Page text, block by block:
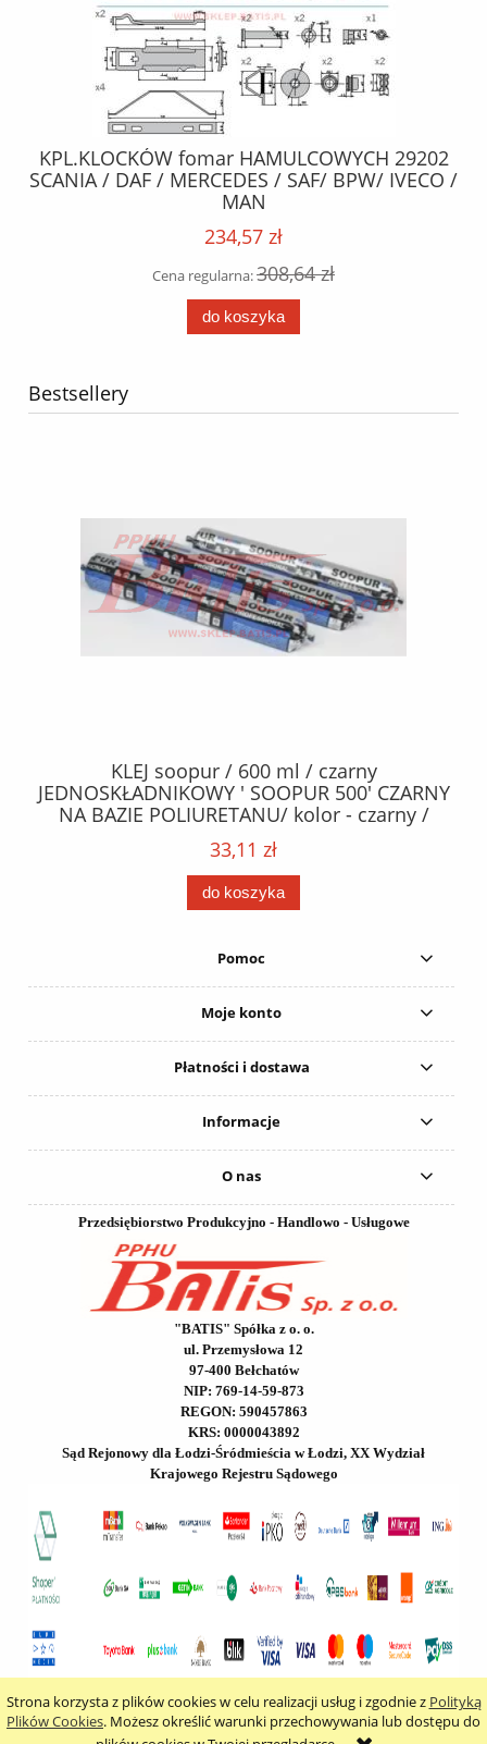
Strona korzysta z plików cookies w celu realizacji usług i zgodnie z Polityką
Plików Cookies. Możesz określić warunki przechowywania lub dostępu do
KPL.KLOCKÓW fomar HAMULCOWYCH 29202
SCANIA / DAF / MERCEDES / SAF/ BPW/ IVECO /
MAN
234,57 zł
Cena regularna:308,64 zł
do koszyka
Bestsellery
KLEJ soopur / 600 ml / czarny
JEDNOSKŁADNIKOWY ' SOOPUR 500' CZARNY
NA BAZIE POLIURETANU/ kolor - czarny /
karton 20 szt. / pistolet do kleju 307730 /
33,11 zł
do koszyka
Pomoc
Moje konto
Płatności i dostawa
Informacje
O nas
Przedsiębiorstwo Produkcyjno - Handlowo - Usługowe
"BATIS" Spółka z o. o.
ul. Przemysłowa 12
97-400 Bełchatów
NIP: 769-14-59-873
REGON: 590457863
KRS: 0000043892
Sąd Rejonowy dla Łodzi-Śródmieścia w Łodzi, XX Wydział
Krajowego Rejestru Sądowego
pokaż pełną wersję strony